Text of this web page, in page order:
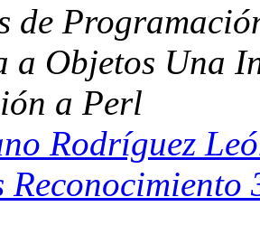
de
a Objetos Una
a Perl
Rodríguez